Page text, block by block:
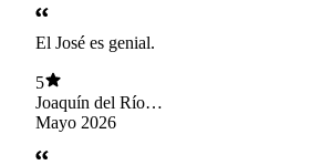
El José es genial.
5
Joaquín del Río
Moya
Mayo 2026